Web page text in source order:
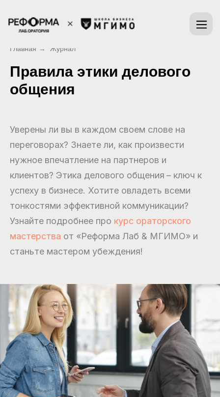
Главная → Журнал
Правила этики делового
общения
Уверены ли вы в каждом своем слове на
переговорах? Знаете ли, как произвести
нужное впечатление на партнеров и
клиентов? Этика делового общения – ключ к
успеху в бизнесе. Хотите овладеть всеми
тонкостями эффективной коммуникации?
Узнайте подробнее про курс ораторского
мастерства от «Реформа Лаб & МГИМО» и
станьте мастером убеждения!